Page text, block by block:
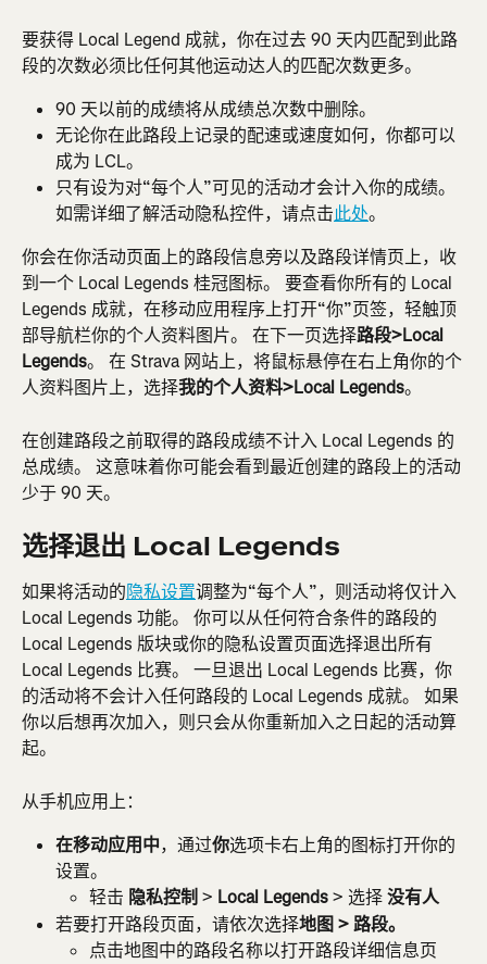
要获得 Local Legend 成就，你在过去 90 天内匹配到此路
段的次数必须比任何其他运动达人的匹配次数更多。
90 天以前的成绩将从成绩总次数中删除。
无论你在此路段上记录的配速或速度如何，你都可以
成为 LCL。
只有设为对“每个人”可见的活动才会计入你的成绩。
如需详细了解活动隐私控件，请点击此处。
你会在你活动页面上的路段信息旁以及路段详情页上，收
到一个 Local Legends 桂冠图标。 要查看你所有的 Local
Legends 成就，在移动应用程序上打开“你”页签，轻触顶
部导航栏你的个人资料图片。 在下一页选择路段>Local
Legends。 在 Strava 网站上，将鼠标悬停在右上角你的个
人资料图片上，选择我的个人资料>Local Legends。
在创建路段之前取得的路段成绩不计入 Local Legends 的
总成绩。 这意味着你可能会看到最近创建的路段上的活动
少于 90 天。
选择退出 Local Legends
如果将活动的隐私设置调整为“每个人”，则活动将仅计入
Local Legends 功能。 你可以从任何符合条件的路段的
Local Legends 版块或你的隐私设置页面选择退出所有
Local Legends 比赛。 一旦退出 Local Legends 比赛，你
的活动将不会计入任何路段的 Local Legends 成就。 如果
你以后想再次加入，则只会从你重新加入之日起的活动算
起。
从手机应用上：
在移动应用中，通过你选项卡右上角的图标打开你的
设置。
轻击 隐私控制 > Local Legends > 选择 没有人
若要打开路段页面，请依次选择地图 > 路段。
点击地图中的路段名称以打开路段详细信息页